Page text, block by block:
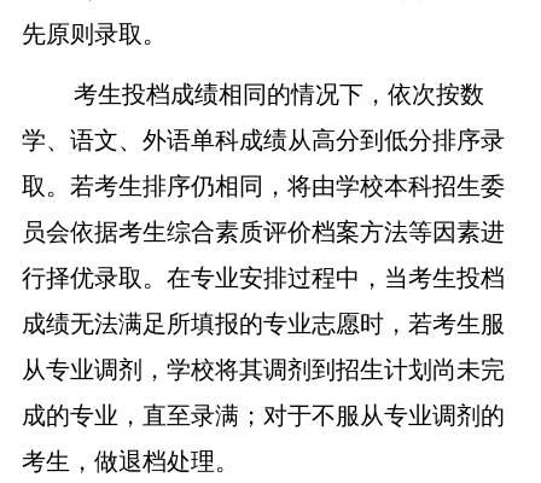
先原则录取。
考生投档成绩相同的情况下， 依次按数
学、语文、外语单科成绩从高分到低分排序录
取。若考生排序仍相同，将由学校本科招生委
员会依据考生综合素质评价档案方法等因素进
行择优录取。 在专业安排过程中，当考生投档
成绩无法满足所填报的专业志愿时，若考生服
从专业调剂，学校将其调剂到招生计划尚未完
成的专业，直至录满；对于不服从专业调剂的
考生，做退档处理。